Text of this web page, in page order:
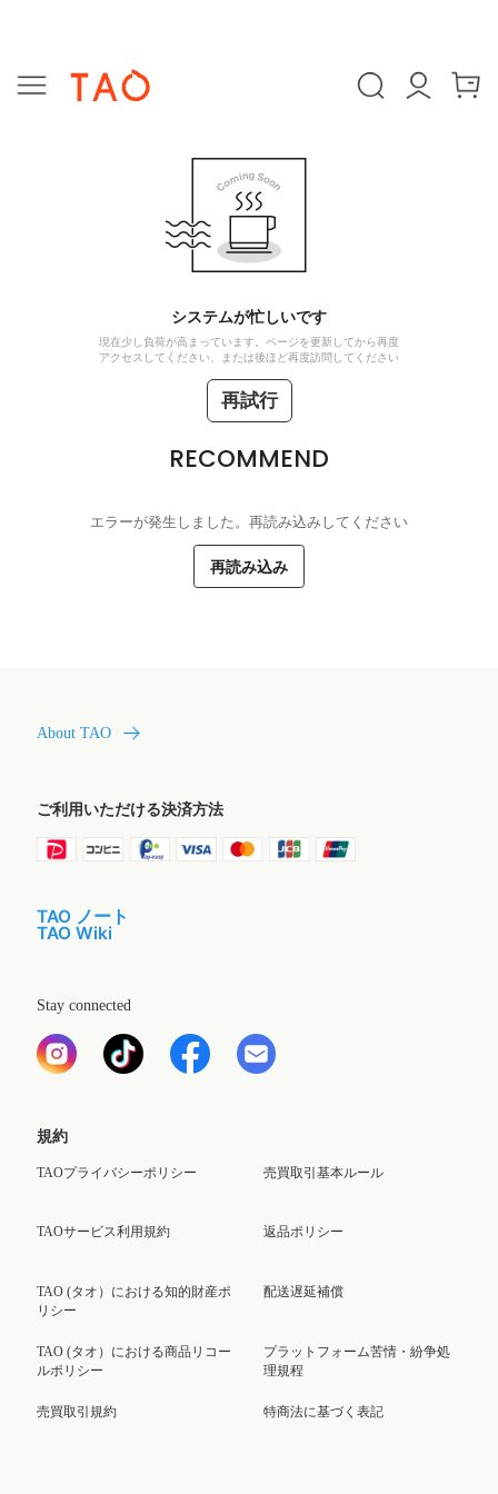
システムが忙しいです
現在少し負荷が高まっています。ページを更新してから再度
アクセスしてください、または後ほど再度訪問してください
再試行
RECOMMEND
エラーが発生しました。再読み込みしてください
再読み込み
About TAO
ご利用いただける決済方法
TAO ノート
TAO Wiki
Stay connected
規約
TAOプライバシーポリシー
TAOサービス利用規約
TAO (タオ）における知的財産ポ
リシー
TAO (タオ）における商品リコー
ルポリシー
売買取引規約
売買取引基本ルール
返品ポリシー
配送遅延補償
プラットフォーム苦情・紛争処
理規程
特商法に基づく表記